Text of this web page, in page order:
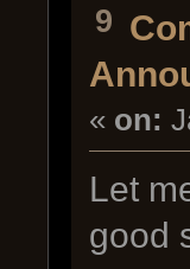
9
« on:
Let
good